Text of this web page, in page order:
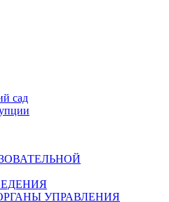
сад
УПРАВЛЕНИЯ